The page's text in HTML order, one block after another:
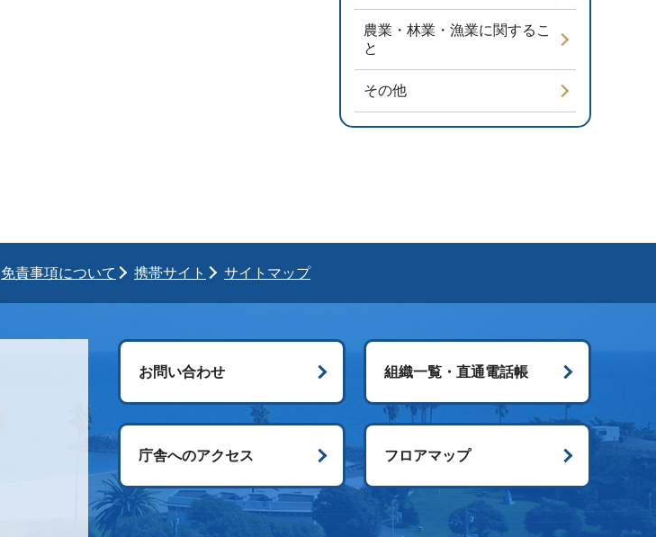
農業・林業・漁業に関するこ
と
その他
免責事項について 携帯サイト サイトマップ
お問い合わせ 組織一覧・直通電話帳
庁舎へのアクセス フロアマップ